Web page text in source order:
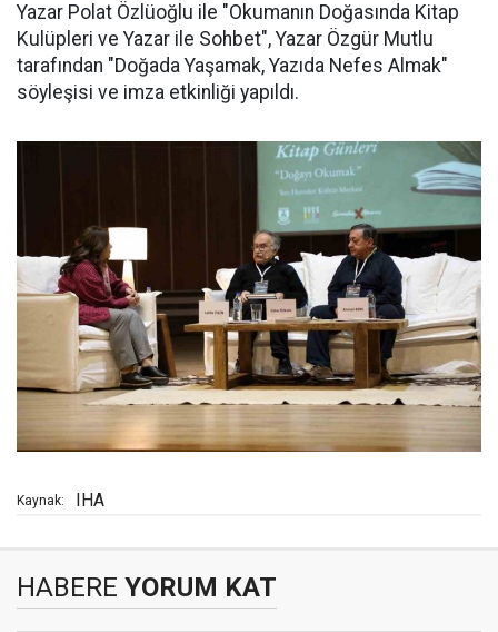
Yazar Polat Özlüoğlu ile "Okumanın Doğasında Kitap
Kulüpleri ve Yazar ile Sohbet", Yazar Özgür Mutlu
tarafından "Doğada Yaşamak, Yazıda Nefes Almak"
söyleşisi ve imza etkinliği yapıldı.
Kaynak: IHA
HABERE YORUM KAT